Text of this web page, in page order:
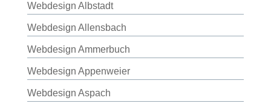
Webdesign Albstadt
Webdesign Allensbach
Webdesign Ammerbuch
Webdesign Appenweier
Webdesign Aspach